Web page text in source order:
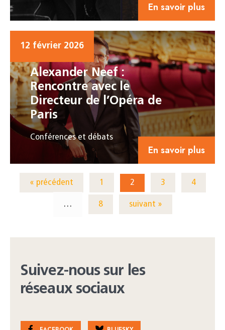
En savoir plus
12 février 2026
Alexander Neef :
Rencontre avec le
Directeur de l’Opéra de
Paris
Conférences et débats
En savoir plus
« précédent 1 2 3 4
… 8 suivant »
Suivez-nous sur les
réseaux sociaux